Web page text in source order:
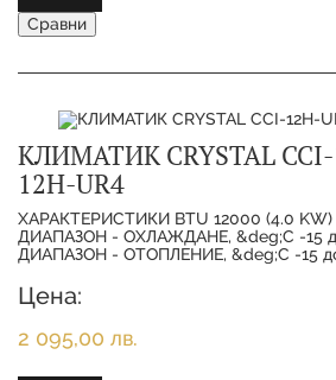
Сравни
КЛИМАТИК CRYSTAL CCI-
12H-UR4
ХАРАКТЕРИСТИКИ BTU 12000 (4.0 KW)
ДИАПАЗОН - ОХЛАЖДАНЕ, &deg;C -15
ДИАПАЗОН - ОТОПЛЕНИЕ, &deg;C -15 до
Цена:
2 095,00 лв.